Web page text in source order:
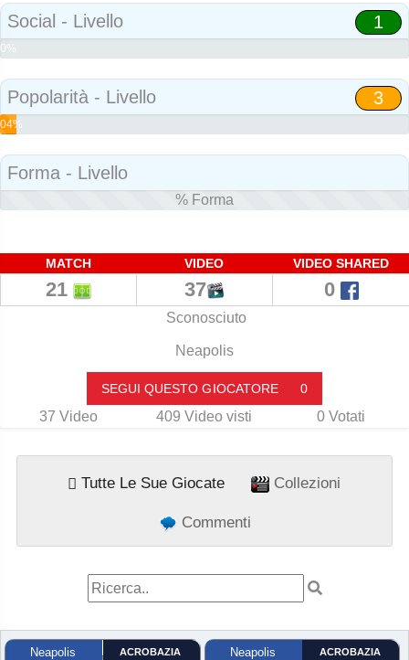
Social - Livello 1
0%
Popolarità - Livello 3
04%
Forma - Livello
% Forma
MATCH VIDEO VIDEO SHARED
21 37 0
Sconosciuto
Neapolis
SEGUI QUESTO GIOCATORE 0
37 Video 409 Video visti 0 Votati
Tutte Le Sue Giocate Collezioni
Commenti
Neapolis ACROBAZIA Neapolis ACROBAZIA